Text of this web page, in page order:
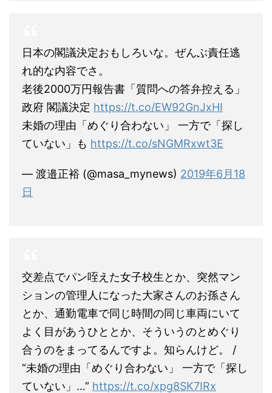
日本の閣議決定おもしろいな。ぜんぶ責任逃
れ的な内容でさ。
老後2000万円報告書「質問への答弁控える」
政府 閣議決定 https://t.co/EW92GnJxHI
未婚の理由「めぐり合わない」 一方で「探し
ていない」も https://t.co/sNGMRxwt3E
— 渡邉正裕 (@masa_mynews) 2019年6月18
日
交差点でパン咥えた女子校生とか、突然マン
ションの管理人になった大家さんのお孫さん
とか、通勤電車で同じ時間の同じ車両にいて
よく目があうひととか、そういうのとめぐり
合うのをまってるんですよ。知らんけど。 /
“未婚の理由「めぐり合わない」 一方で「探し
ていない」…” https://t.co/xpg8SK7IRx